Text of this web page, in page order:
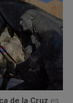
de la Cruz es